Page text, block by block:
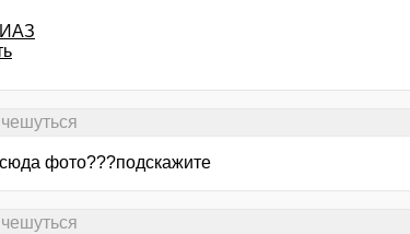
фото???подскажите